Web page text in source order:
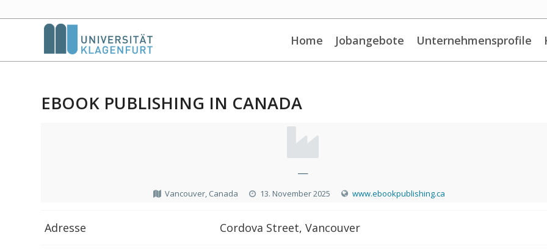
Home Jobangebote Unternehmensprofile
EBOOK PUBLISHING IN CANADA
—
Vancouver, Canada 13. November 2025 www.ebookpublishing.ca
Adresse Cordova Street, Vancouver